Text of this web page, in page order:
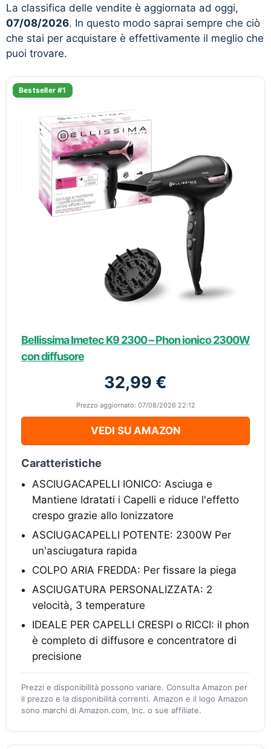
La classifica delle vendite è aggiornata ad oggi,
07/08/2026. In questo modo saprai sempre che ciò
che stai per acquistare è effettivamente il meglio che
puoi trovare.
Bestseller #1
Bellissima Imetec K9 2300 – Phon ionico 2300W
con diffusore
32,99 €
Prezzo aggiornato: 07/08/2026 22:12
VEDI SU AMAZON
Caratteristiche
ASCIUGACAPELLI IONICO: Asciuga e
Mantiene Idratati i Capelli e riduce l'effetto
crespo grazie allo Ionizzatore
ASCIUGACAPELLI POTENTE: 2300W Per
un'asciugatura rapida
COLPO ARIA FREDDA: Per fissare la piega
ASCIUGATURA PERSONALIZZATA: 2
velocità, 3 temperature
IDEALE PER CAPELLI CRESPI o RICCI: il phon
è completo di diffusore e concentratore di
precisione
Prezzi e disponibilità possono variare. Consulta Amazon per
il prezzo e la disponibilità correnti. Amazon e il logo Amazon
sono marchi di Amazon.com, Inc. o sue affiliate.